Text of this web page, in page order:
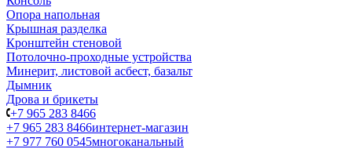
Опора напольная
Крышная разделка
Кронштейн стеновой
Потолочно-проходные устройства
Минерит, листовой асбест, базальт
Дымник
Дрова и брикеты
+7 965 283 8466
+7 965 283 8466интернет-магазин
+7 977 760 0545многоканальный